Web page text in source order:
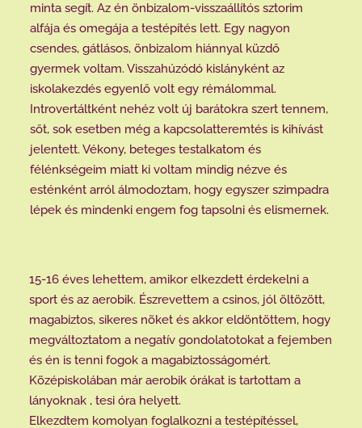
minta segít. Az én önbizalom-visszaállítós sztorim
alfája és omegája a testépítés lett. Egy nagyon
csendes, gátlásos, önbizalom hiánnyal küzdő
gyermek voltam. Visszahúzódó kislányként az
iskolakezdés egyenlő volt egy rémálommal.
Introvertáltként nehéz volt új barátokra szert tennem,
sőt, sok esetben még a kapcsolatteremtés is kihívást
jelentett. Vékony, beteges testalkatom és
félénkségeim miatt ki voltam mindig nézve és
esténként arról álmodoztam, hogy egyszer szimpadra
lépek és mindenki engem fog tapsolni és elismernek.
15-16 éves lehettem, amikor elkezdett érdekelni a
sport és az aerobik. Észrevettem a csinos, jól öltözött,
magabiztos, sikeres nõket és akkor eldöntöttem, hogy
megváltoztatom a negatív gondolatotokat a fejemben
és én is tenni fogok a magabiztosságomért.
Középiskolában már aerobik órákat is tartottam a
lányoknak , tesi óra helyett.
Elkezdtem komolyan foglalkozni a testépítéssel,